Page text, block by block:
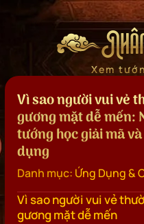
Xem
Vì sao người vui vẻ
gương mặt dễ mến:
tướng học giải mã
dụng
Danh mục: Ứng Dụng &
Vì sao người vui vẻ
gương mặt dễ mến